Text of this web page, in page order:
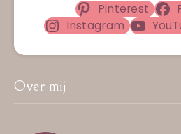
Pinterest
Instagram
Over mij